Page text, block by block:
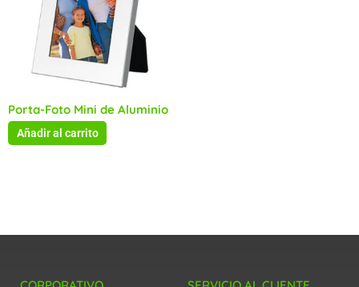
Porta-Foto Mini de Aluminio
Añadir al carrito